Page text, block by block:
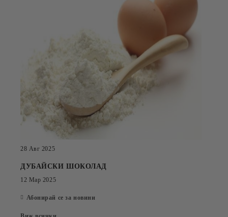
28 Авг 2025
ДУБАЙСКИ ШОКОЛАД
12 Мар 2025
Абонирай се за новини